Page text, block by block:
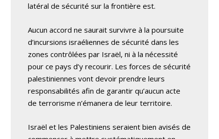
latéral de sécurité sur la frontière est.
Aucun accord ne saurait survivre à la poursuite
d’incursions israéliennes de sécurité dans les
zones contrôlées par Israël, ni à la nécessité
pour ce pays d’y recourir. Les forces de sécurité
palestiniennes vont devoir prendre leurs
responsabilités afin de garantir qu’aucun acte
de terrorisme n’émanera de leur territoire.
Israël et les Palestiniens seraient bien avisés de